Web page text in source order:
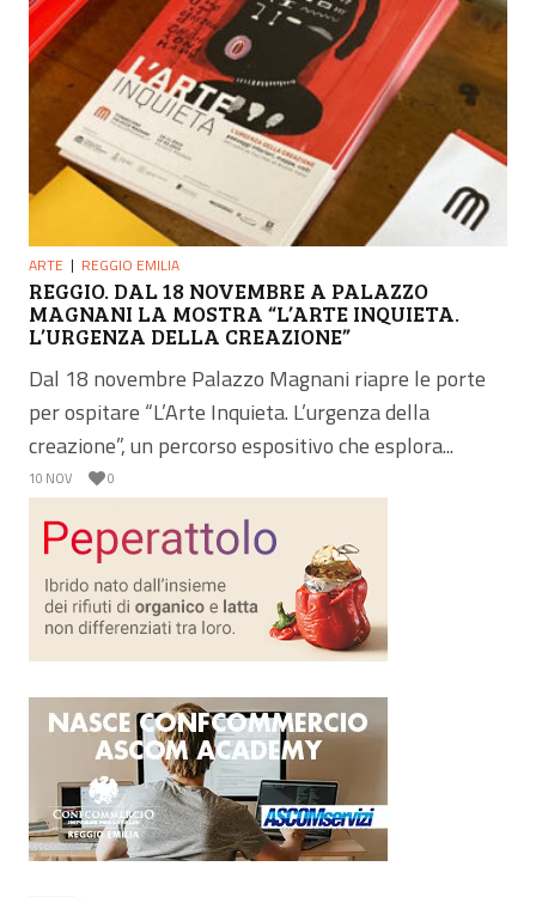
ARTE REGGIO EMILIA
REGGIO. DAL 18 NOVEMBRE A PALAZZO
MAGNANI LA MOSTRA “L’ARTE INQUIETA.
L’URGENZA DELLA CREAZIONE”
Dal 18 novembre Palazzo Magnani riapre le porte
per ospitare “L’Arte Inquieta. L’urgenza della
creazione”, un percorso espositivo che esplora...
10 NOV 0